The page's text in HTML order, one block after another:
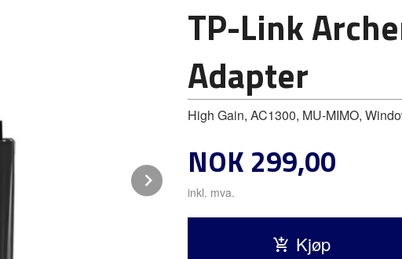
Next
TP-Link
Adapter
High Gain, AC1300, MU-MIMO,
Pris
NOK 299,00
inkl. mva.
Kjøp